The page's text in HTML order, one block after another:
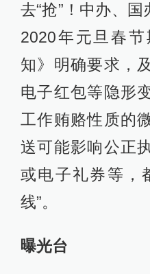
去“抢”！中办、
2020年元旦春
知》明确要求，
电子红包等隐形
工作贿赂性质的
送可能影响公正
或电子礼券等，
线”。
曝光台